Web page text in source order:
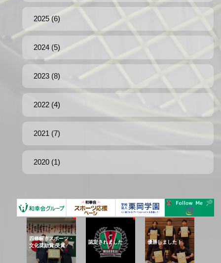
2025 (6)
2024 (5)
2023 (8)
2022 (4)
2021 (7)
2020 (1)
四條畷市スポーツ・
文化奨励賞 受賞
認定されました 優勝しました！